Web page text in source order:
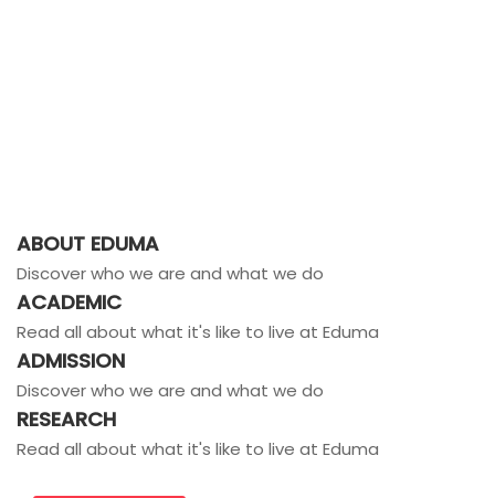
ABOUT EDUMA
Discover who we are and what we do
ACADEMIC
Read all about what it's like to live at Eduma
ADMISSION
Discover who we are and what we do
RESEARCH
Read all about what it's like to live at Eduma